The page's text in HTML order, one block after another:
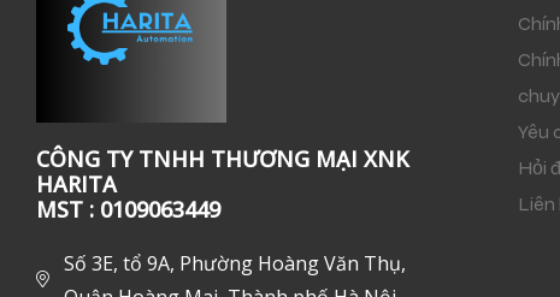
CÔNG TY TNHH THƯƠNG MẠI XNK
HARITA
MST : 0109063449
Số 3E, tổ 9A, Phường Hoàng Văn Thụ,
Yêu
Hỏi
Liên